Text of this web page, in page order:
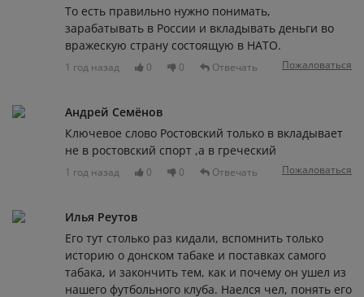
То есть правильно нужно понимать,
зарабатывать в России и вкладывать деньги во
вражескую страну состоящую в НАТО.
1 год назад 0 0 Отвечать Пожаловаться
Андрей Семёнов
Ключевое слово Ростовский только в вкладывает
не в ростовский спорт ,а в греческий
1 год назад 0 0 Отвечать Пожаловаться
Илья Реутов
Его тут столько раз кидали, вспомнить только
историю о донском табаке и поставках самого
табака, и закончить тем, как и почему он ушел из
нашего футбольного клуба. Наелся чел, понять его